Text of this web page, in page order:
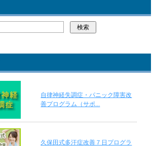
自律神経失調症・パニック障害改
善プログラム（サポ...
久保田式多汗症改善７日プログラ